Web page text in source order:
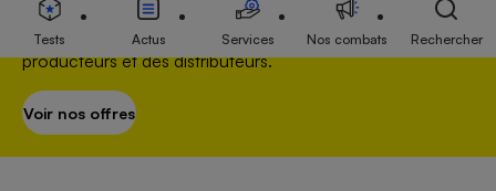
Bénéficiez d'une expertise unique tout en soutenant
une association 100 % indépendante de l'Etat, des
producteurs et des distributeurs.
Voir nos offres
Tests Actus Services Nos combats Rechercher